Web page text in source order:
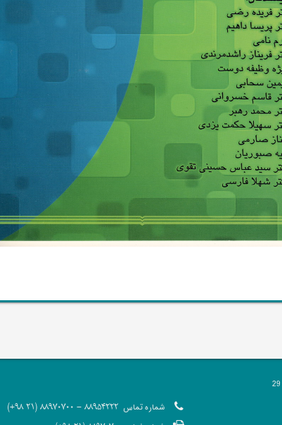
شماره تماس 88954222 - 88970700 (21 98+)